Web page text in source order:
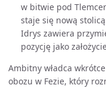
w bitwie pod
staje się nową
Idrys zawiera
pozycję jako
Ambitny władca
obozu w Fezie, który